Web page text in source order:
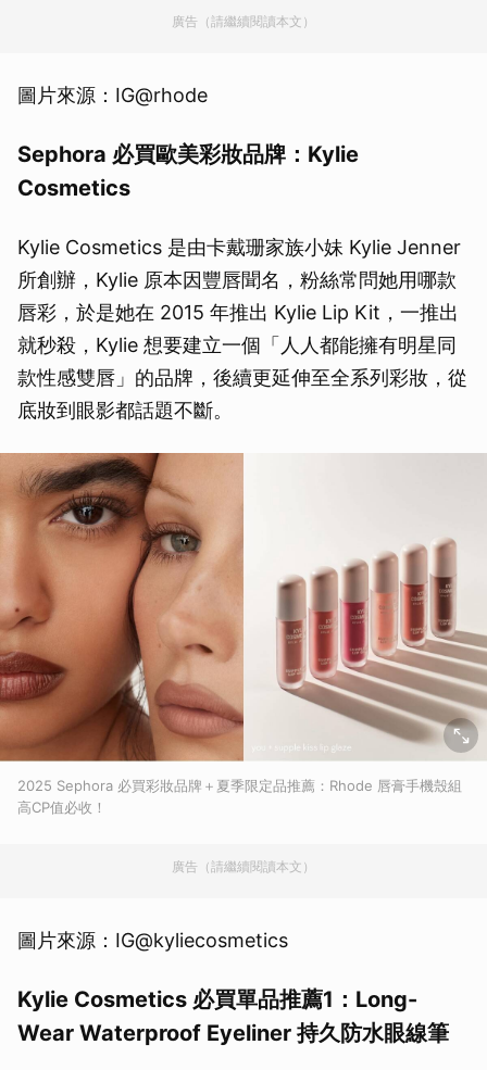
廣告（請繼續閱讀本文）
圖片來源：IG@rhode
Sephora 必買歐美彩妝品牌：Kylie
Cosmetics
Kylie Cosmetics 是由卡戴珊家族小妹 Kylie Jenner
所創辦，Kylie 原本因豐唇聞名，粉絲常問她用哪款
唇彩，於是她在 2015 年推出 Kylie Lip Kit，一推出
就秒殺，Kylie 想要建立一個「人人都能擁有明星同
款性感雙唇」的品牌，後續更延伸至全系列彩妝，從
底妝到眼影都話題不斷。
2025 Sephora 必買彩妝品牌＋夏季限定品推薦：Rhode 唇膏手機殼組
高CP值必收！
廣告（請繼續閱讀本文）
圖片來源：IG@kyliecosmetics
Kylie Cosmetics 必買單品推薦1： Long-
Wear Waterproof Eyeliner 持久防水眼線筆